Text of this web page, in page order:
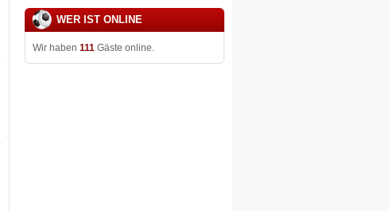
WER IST ONLINE
Wir haben 111Gäste online.